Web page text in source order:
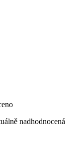
nadhodnocená